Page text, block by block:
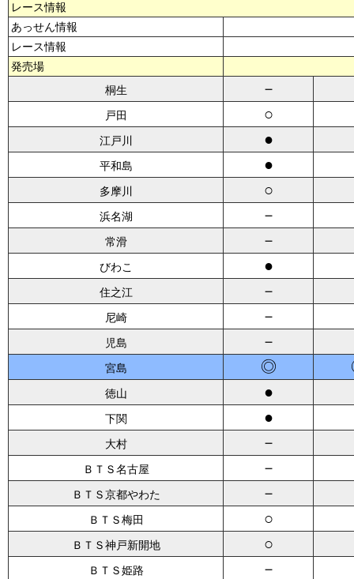
レース情報
あっせん情報
レース情報
発売場
桐生
－
戸田 ○
江戸川 ●
平和島 ●
多摩川 ○
浜名湖 －
常滑 －
びわこ ●
住之江 －
尼崎 －
児島 －
宮島 ◎
徳山 ●
下関 ●
大村 －
ＢＴＳ名古屋 －
ＢＴＳ京都やわた －
ＢＴＳ梅田 ○
ＢＴＳ神戸新開地 ○
ＢＴＳ姫路 －